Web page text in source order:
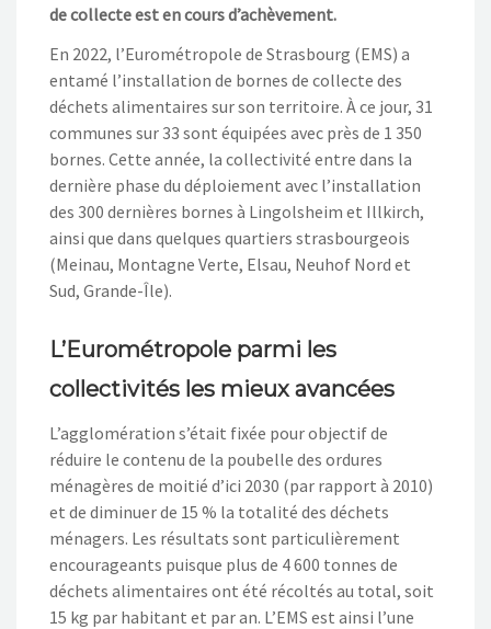
de collecte est en cours d’achèvement.
En 2022, l’Eurométropole de Strasbourg (EMS) a
entamé l’installation de bornes de collecte des
déchets alimentaires sur son territoire. À ce jour, 31
communes sur 33 sont équipées avec près de 1 350
bornes. Cette année, la collectivité entre dans la
dernière phase du déploiement avec l’installation
des 300 dernières bornes à Lingolsheim et Illkirch,
ainsi que dans quelques quartiers strasbourgeois
(Meinau, Montagne Verte, Elsau, Neuhof Nord et
Sud, Grande-Île).
L’Eurométropole parmi les
collectivités les mieux avancées
L’agglomération s’était fixée pour objectif de
réduire le contenu de la poubelle des ordures
ménagères de moitié d’ici 2030 (par rapport à 2010)
et de diminuer de 15 % la totalité des déchets
ménagers. Les résultats sont particulièrement
encourageants puisque plus de 4 600 tonnes de
déchets alimentaires ont été récoltés au total, soit
15 kg par habitant et par an. L’EMS est ainsi l’une